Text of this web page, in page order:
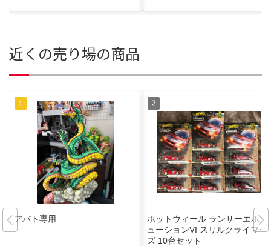
近くの売り場の商品
アバト専用
ホットウィール ランサーエボリ
ューションVI スリルクライマー
ズ 10台セット